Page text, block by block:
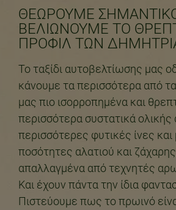
ΘΕΩΡΟΎΜΕ
ΒΕΛΙΏΝΟΥΜΕ ΤΟ
ΠΡΟΦΊΛ ΤΩΝ
Το ταξίδι αυτοβελτίωσης μας
κάνουμε τα περισσότερα από
μας πιο ισορροπημένα και
περισσότερα συστατικά ολικής
περισσότερες φυτικές ίνες
ποσότητες αλατιού και
απαλλαγμένα από τεχνητές
Και έχουν πάντα την ίδια
Πιστεύουμε πως το πρωινό